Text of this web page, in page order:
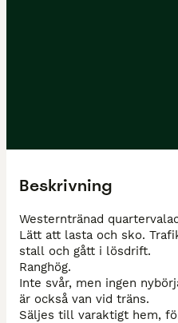
Beskrivning
Westerntränad
Lätt att lasta och sko.
stall och gått i lösdrift.
Ranghög.
Inte svår, men ingen
är också van vid träns.
Säljes till varaktigt hem,